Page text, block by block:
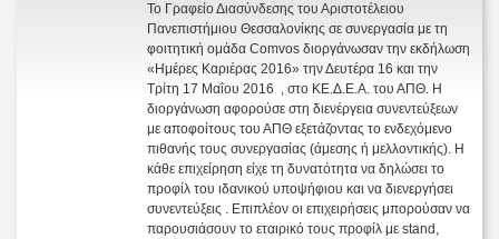
Το Γραφείο Διασύνδεσης του Αριστοτέλειου
Πανεπιστήμιου Θεσσαλονίκης σε συνεργασία με τη
φοιτητική ομάδα Comvos διοργάνωσαν την εκδήλωση
«Ημέρες Καριέρας 2016» την Δευτέρα 16 και την
Τρίτη 17 Μαΐου 2016 , στο ΚΕ.Δ.Ε.Α. του ΑΠΘ. Η
διοργάνωση αφορούσε στη διενέργεια συνεντεύξεων
με αποφοίτους του ΑΠΘ εξετάζοντας το ενδεχόμενο
πιθανής τους συνεργασίας (άμεσης ή μελλοντικής). Η
κάθε επιχείρηση είχε τη δυνατότητα να δηλώσει το
προφίλ του ιδανικού υποψήφιου και να διενεργήσει
συνεντεύξεις . Επιπλέον οι επιχειρήσεις μπορούσαν να
παρουσιάσουν το εταιρικό τους προφίλ με stand,